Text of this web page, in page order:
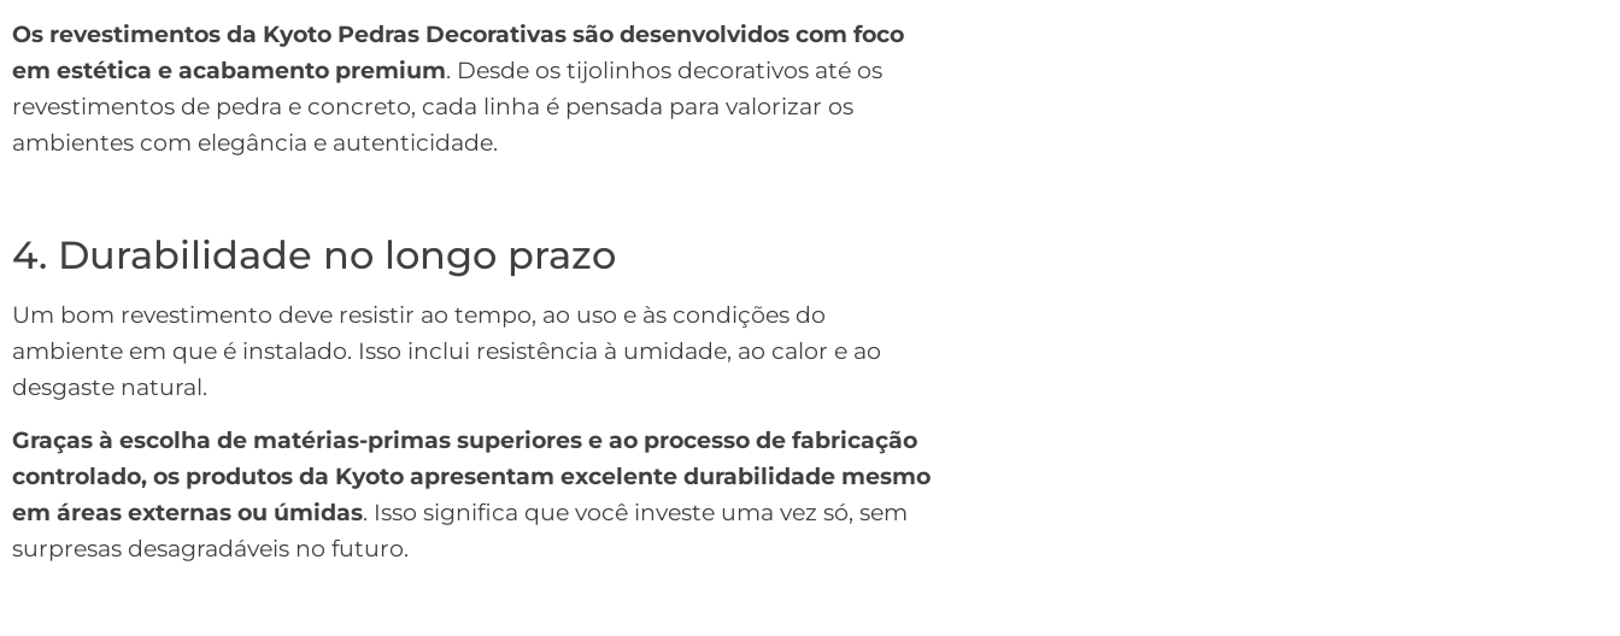
Os revestimentos da Kyoto Pedras Decorativas são desenvolvidos com foco
em estética e acabamento premium. Desde os tijolinhos decorativos até os
revestimentos de pedra e concreto, cada linha é pensada para valorizar os
ambientes com elegância e autenticidade.
4. Durabilidade no longo prazo
Um bom revestimento deve resistir ao tempo, ao uso e às condições do
ambiente em que é instalado. Isso inclui resistência à umidade, ao calor e ao
desgaste natural.
Graças à escolha de matérias-primas superiores e ao processo de fabricação
controlado, os produtos da Kyoto apresentam excelente durabilidade mesmo
em áreas externas ou úmidas. Isso significa que você investe uma vez só, sem
surpresas desagradáveis no futuro.